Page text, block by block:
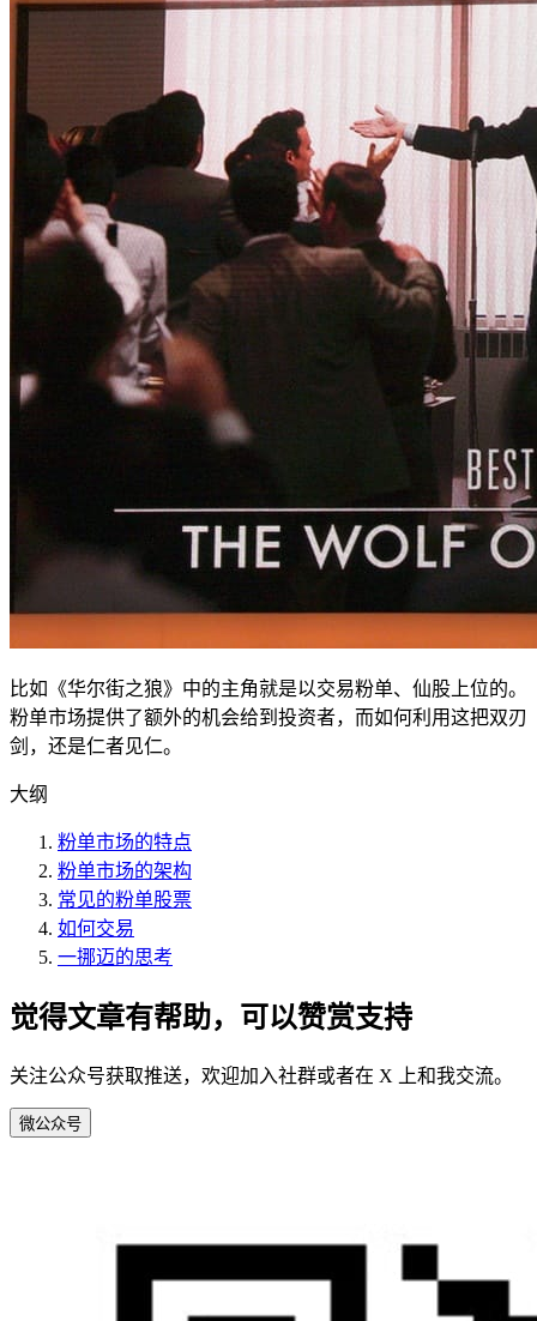
比如《华尔街之狼》中的主角就是以交易粉单、仙股上位的。
粉单市场提供了额外的机会给到投资者，而如何利用这把双刃
剑，还是仁者见仁。
大纲
粉单市场的特点
粉单市场的架构
常见的粉单股票
如何交易
一挪迈的思考
觉得文章有帮助，可以赞赏支持
关注公众号获取推送，欢迎加入社群或者在 X 上和我交流。
微公众号